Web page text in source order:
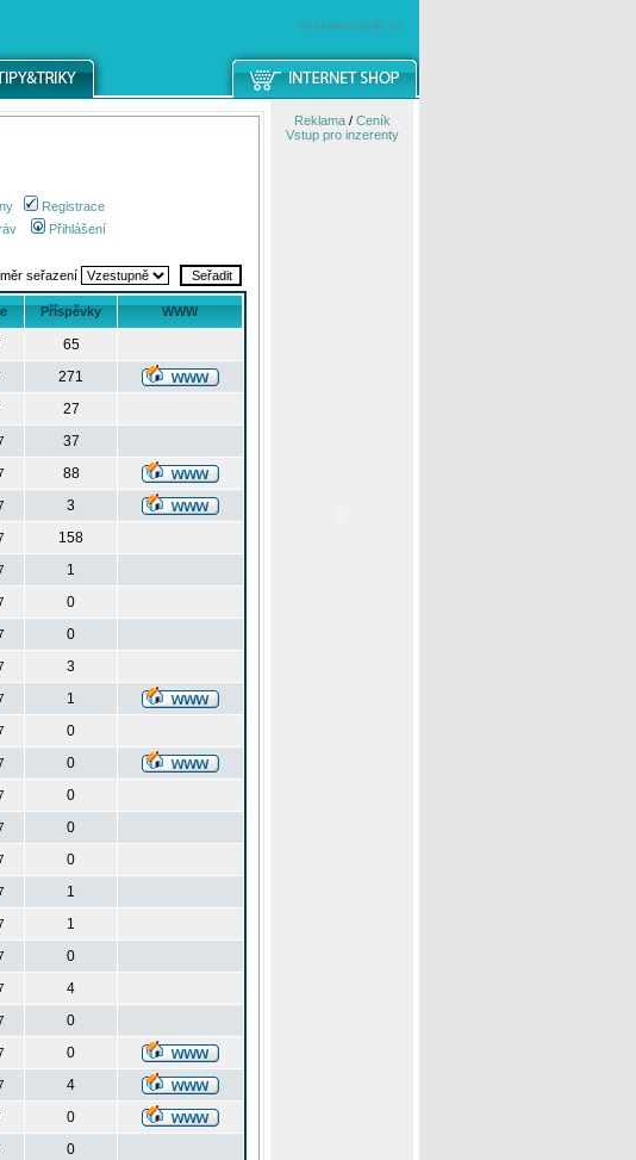
windowsmobile.cz
Registrace
Přihlášení
seřazení
Příspěvky WWW
65
271
27
37
88
3
158
1
0
0
3
1
0
0
0
0
0
1
1
0
4
0
0
4
0
0
Reklama/ Ceník
Vstup pro inzerenty